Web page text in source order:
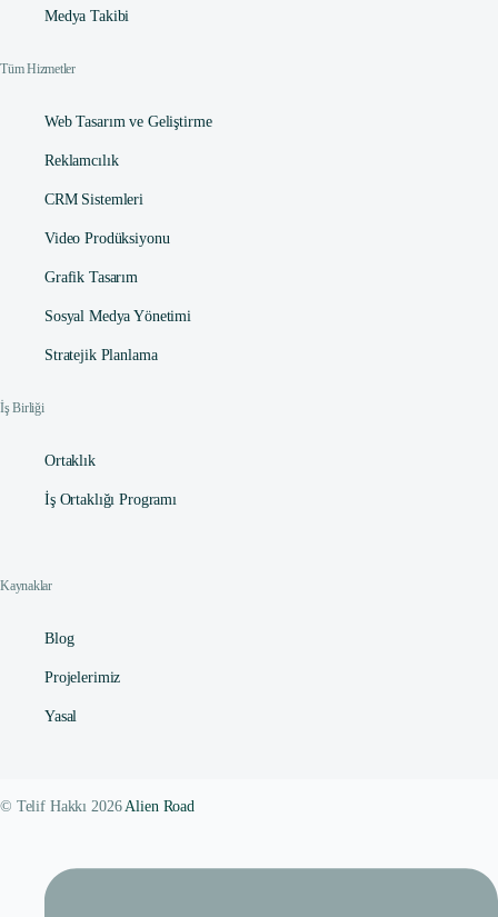
Medya Takibi
Tüm Hizmetler
Web Tasarım ve Geliştirme
Reklamcılık
CRM Sistemleri
Video Prodüksiyonu
Grafik Tasarım
Sosyal Medya Yönetimi
Stratejik Planlama
İş Birliği
Ortaklık
İş Ortaklığı Programı
Kaynaklar
Blog
Projelerimiz
Yasal
© Telif Hakkı 2026 Alien Road